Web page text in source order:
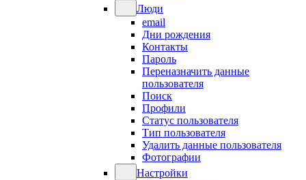
Люди
email
Дни рождения
Контакты
Пароль
Переназначить данные
пользователя
Поиск
Профили
Статус пользователя
Тип пользователя
Удалить данные пользователя
Фотографии
Настройки